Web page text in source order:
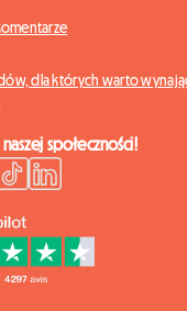
dla których warto
społeczności!